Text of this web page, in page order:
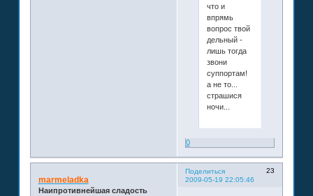
что и
впрямь
вопрос твой
дельный -
лишь тогда
звони
суппортам!
а не то...
страшися
ночи...
0
Поделиться
23
2009-05-19 22:05:46
marmeladka
Наипротивнейшая сладость